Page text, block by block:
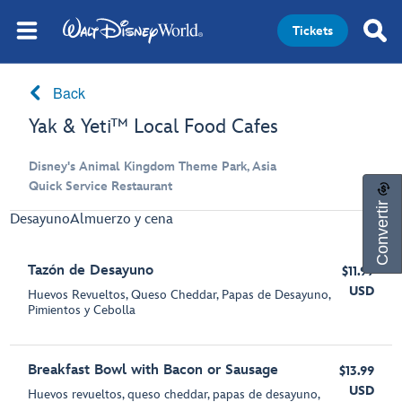
Tickets
Back
Yak & Yeti™ Local Food Cafes
Disney's Animal Kingdom Theme Park, Asia
Quick Service Restaurant
DesayunoAlmuerzo y cena
Tazón de Desayuno
Huevos Revueltos, Queso Cheddar, Papas de Desayuno,
Pimientos y Cebolla
$11.99
USD
Breakfast Bowl with Bacon or Sausage
Huevos revueltos, queso cheddar, papas de desayuno,
$13.99
USD
Convertir